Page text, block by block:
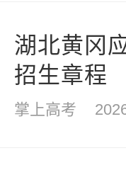
湖北黄冈
招生章程
掌上高考